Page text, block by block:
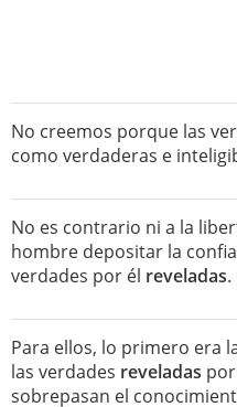
No creemos porque las
como verdaderas e
No es contrario ni a la
hombre depositar la
verdades por él reveladas.
Para ellos, lo primero era
las verdades reveladas
sobrepasan el